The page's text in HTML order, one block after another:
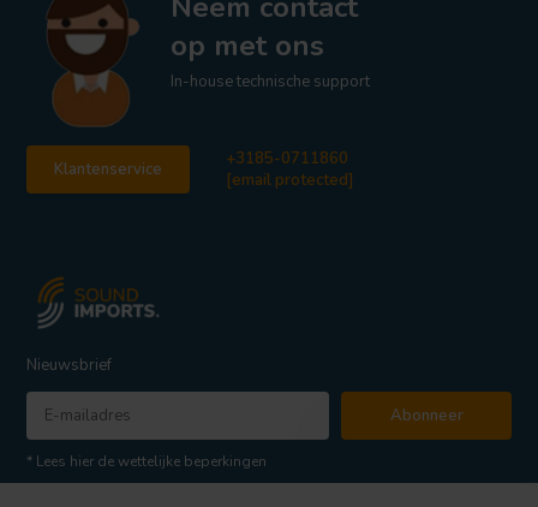
op met ons
In-house technische support
Klantenservice
+3185-0711860
[email protected]
Nieuwsbrief
Abonneer
* Lees hier de wettelijke beperkingen